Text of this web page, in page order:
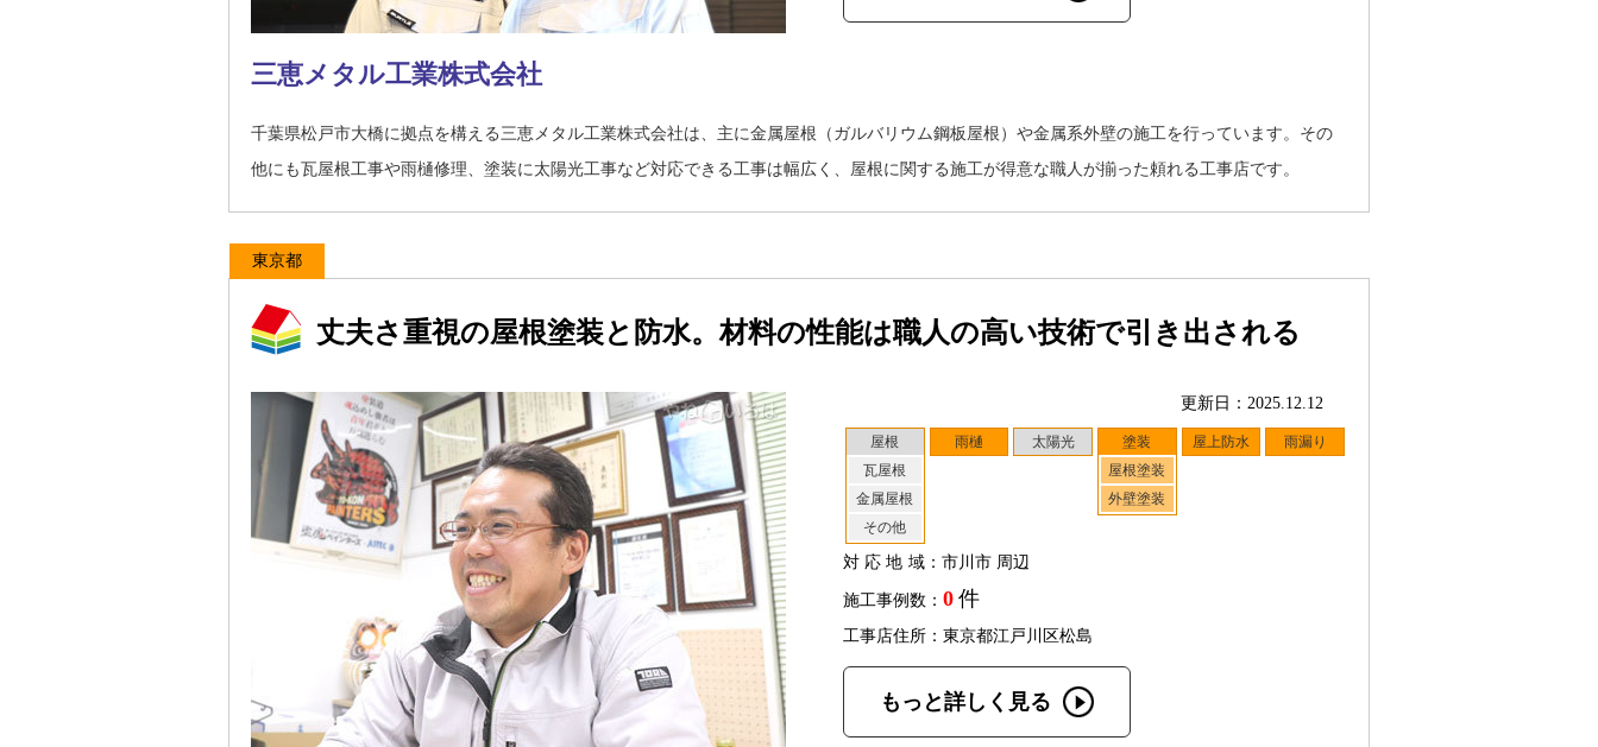
三恵メタル工業株式会社
千葉県松戸市大橋に拠点を構える三恵メタル工業株式会社は、主に金属屋根（ガルバリウム鋼板屋根）や金属系外壁の施工を行っています。その
他にも瓦屋根工事や雨樋修理、塗装に太陽光工事など対応できる工事は幅広く、屋根に関する施工が得意な職人が揃った頼れる工事店です。
東京都
丈夫さ重視の屋根塗装と防水。材料の性能は職人の高い技術で引き出される
更新日：2025.12.12
屋根
瓦屋根
金属屋根
その他
雨樋 太陽光
塗装
屋根塗装
外壁塗装
屋上防水 雨漏り
対応地域：市川市 周辺
施工事例数： 0 件
工事店住所：東京都江戸川区松島
もっと詳しく見る